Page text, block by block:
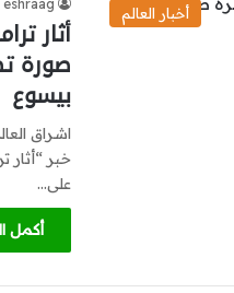
أخبار العالم
eshraag
أثار
صورة
بيسوع
خبر
على…
أكمل